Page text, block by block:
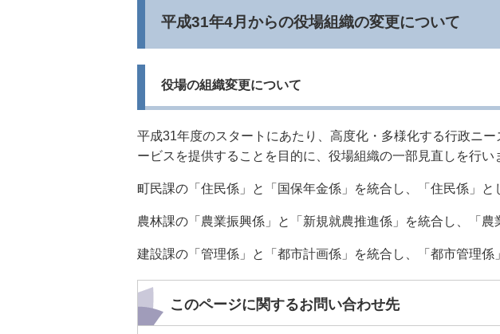
平成31年4月からの役場組織の変更について
役場の組織変更について
平成31年度のスタートにあたり、高度化・多様化する行政ニ
ービスを提供することを目的に、役場組織の一部見直しを行い
町民課の「住民係」と「国保年金係」を統合し、「住民係」と
農林課の「農業振興係」と「新規就農推進係」を統合し、「農
建設課の「管理係」と「都市計画係」を統合し、「都市管理係
このページに関するお問い合わせ先